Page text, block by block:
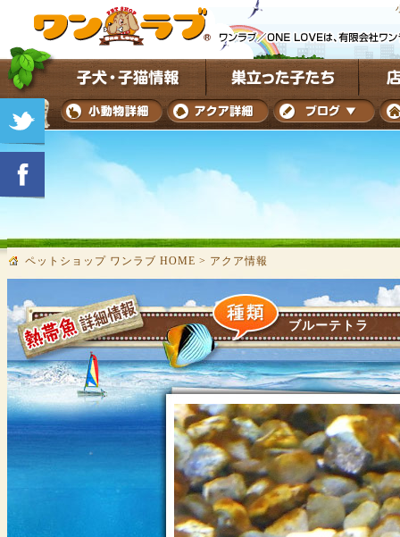
ペットショップ ワンラブ HOME > アクア情報
ブルーテトラ